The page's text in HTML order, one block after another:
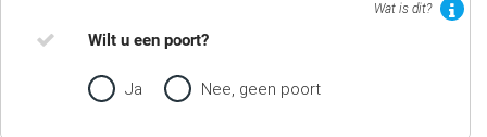
Wat is dit?
Wilt u een poort?
Ja Nee, geen poort